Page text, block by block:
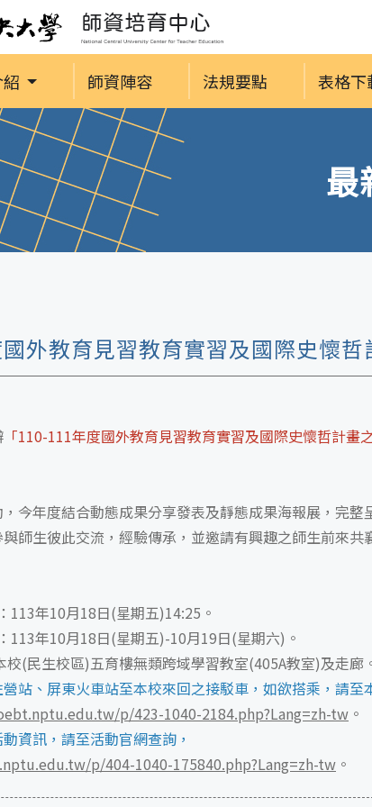
師資陣容 法規要點 表格下
最
國外教育見習教育實習及國際史懷
「110-111年度國外教育見習教育實習及國際史懷哲計畫
今年度結合動態成果分享發表及靜態成果海報展，完
師生彼此交流，經驗傳承，並邀請有興趣之師生前來共
113年10月18日(星期五)14:25。
113年10月18日(星期五)-10月19日(星期六)。
校(民生校區)五育樓無類跨域學習教室(405A教室)及走廊
站、屏東火車站至本校來回之接駁車，如欲搭乘，請至
p/423-1040-2184.php?Lang=zh-tw 。
資訊，請至活動官網查詢，
p/404-1040-175840.php?Lang=zh-tw 。